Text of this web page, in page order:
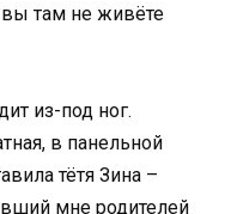
вы там не живёте
из-под ног.
в панельной
тётя Зина –
мне родителей